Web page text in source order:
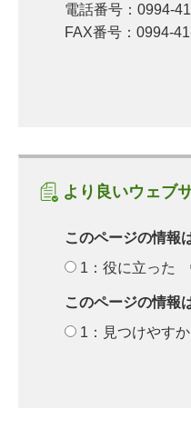
電話番号：0994-
FAX番号：0994-
より良いウェブ
このページの情報
1：役に立った
このページの情報
1：見つけやす